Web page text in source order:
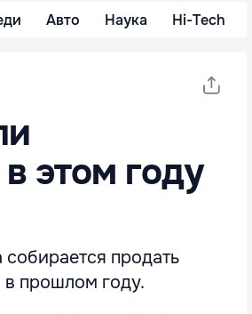
Авто Наука Hi-Tech
этом году
собирается продать
в прошлом году.